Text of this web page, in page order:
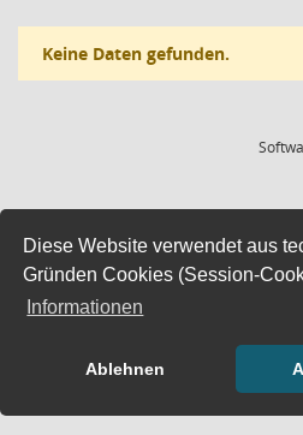
Diese Website verwendet aus
Gründen Cookies (Session-
Informationen
Ablehnen
Keine Daten gefunden.